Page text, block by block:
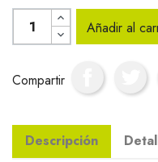
Añadir al
Compartir
Descripción